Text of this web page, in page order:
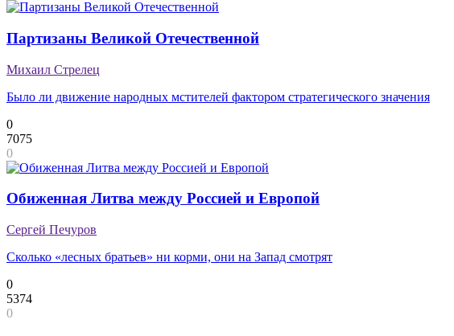
Партизаны Великой Отечественной
Михаил Стрелец
Было ли движение народных мстителей фактором стратегического значения
0
7075
0
Обиженная Литва между Россией и Европой
Сергей Печуров
Сколько «лесных братьев» ни корми, они на Запад смотрят
0
5374
0